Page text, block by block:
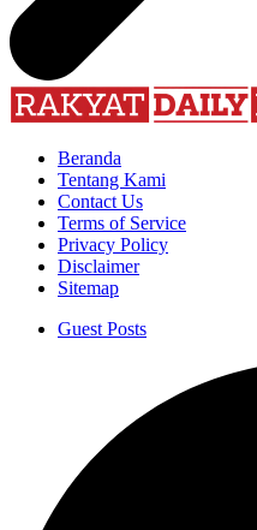
Beranda
Tentang Kami
Contact Us
Terms of Service
Privacy Policy
Disclaimer
Sitemap
Guest Posts